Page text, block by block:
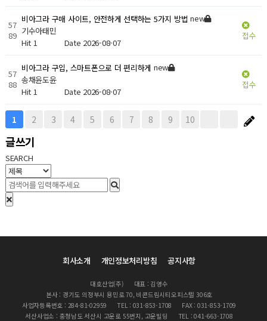
57
89
비아그라 구매 사이트, 안전하게 선택하는 5가지 방법new
기수아태민
Hit 1 Date 2026-08-07
접수
57
88
비아그라 구입, 스마트폰으로 더 편리하게 new
송채윤도윤
Hit 1 Date 2026-08-07
접수
1 2 3 4 5 6 7 8 9 10
글쓰기
SEARCH
회사소개 개인정보처리방침 공지사항
대호산업(주)
대표 : 김영수
본사 : 경기도 의정부시 용민로 70, 비콘드림시티오피스텔 306호
사업자등록번호 : 284-81-02959
TEL : 031-853-1708
FAX : 031-853-1709
서산사업소 : 충청남도 서산시 고운로 55번지, 고운빌딩
TEL : 041-663-1708